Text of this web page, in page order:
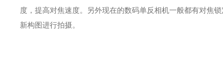
度，提高对焦速度。另外现在的数码单反相机一般都有对焦
新构图进行拍摄。